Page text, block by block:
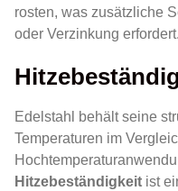
rosten, was zusätzliche
oder Verzinkung erfordert.
Edelstahl behält seine
Temperaturen im
Hitzebeständigkeit ist